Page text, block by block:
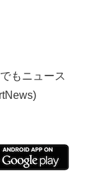
もニュース